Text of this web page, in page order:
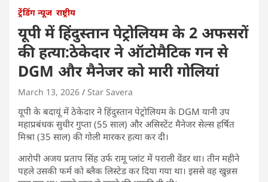
ट्रेंडिंग न्यूज राष्ट्रीय
यूपी में हिंदुस्तान पेट्रोलियम के 2 अफसरों
की हत्या:ठेकेदार ने ऑटोमैटिक गन से
DGM और मैनेजर को मारी गोलियां
March 13, 2026 Star Savera
यूपी के बदायूं में ठेकेदार ने हिंदुस्तान पेट्रोलियम के DGM यानी उप
महाप्रबंधक सुधीर गुप्ता (55 साल) और असिस्टेंट मैनेजर सेल्स हर्षित
मिश्रा (35 साल) की गोली मारकर हत्या कर दी।
आरोपी अजय प्रताप सिंह उर्फ रामू प्लांट में पराली वेंडर था। तीन महीने
पहले उसकी फर्म को ब्लैक लिस्टेड कर दिया गया था। इससे वह खुन्नस